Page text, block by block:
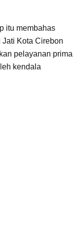
itu membahas
Kota Cirebon
pelayanan prima
kendala